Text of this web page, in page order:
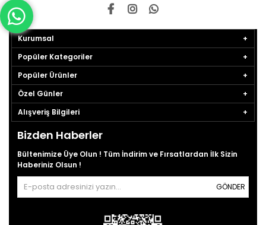
Kurumsal
Popüler Kategoriler
Popüler Ürünler
Özel Günler
Alışveriş Bilgileri
Bizden Haberler
Bültenimize Üye Olun ! Tüm İndirim ve Fırsatlardan İlk Sizin
Haberiniz Olsun !
GÖNDER